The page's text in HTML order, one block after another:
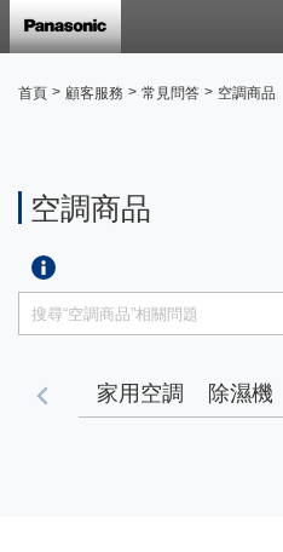
首頁 > 顧客服務 > 常見問答 > 空調商品
空調商品
家用空調 除濕機